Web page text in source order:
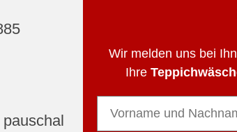
Wir melden uns bei
Ihre